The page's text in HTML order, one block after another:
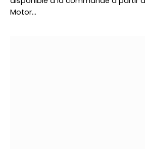
Motor…